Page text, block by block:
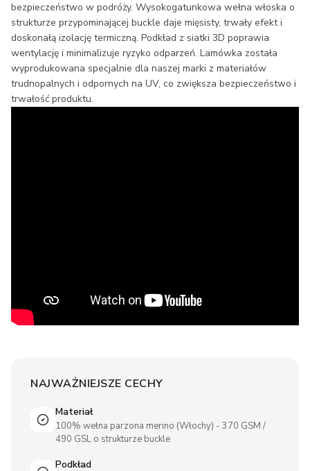
bezpieczeństwo w podróży. Wysokogatunkowa wełna włoska o
strukturze przypominającej buckle daje mięsisty, trwały efekt i
doskonałą izolację termiczną. Podkład z siatki 3D poprawia
wentylację i minimalizuje ryzyko odparzeń. Lamówka została
wyprodukowana specjalnie dla naszej marki z materiałów
trudnopalnych i odpornych na UV, co zwiększa bezpieczeństwo i
trwałość produktu.
NAJWAŻNIEJSZE CECHY
Materiał
100% wełna parzona merino (Włochy) - 370 GSM /
490 GSL o strukturze buckle
Podkład